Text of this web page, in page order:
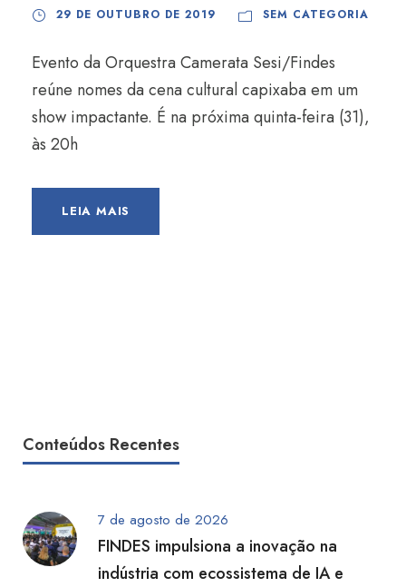
29 DE OUTUBRO DE 2019 SEM CATEGORIA
Evento da Orquestra Camerata Sesi/Findes
reúne nomes da cena cultural capixaba em um
show impactante. É na próxima quinta-feira (31),
às 20h
LEIA MAIS
Conteúdos Recentes
7 de agosto de 2026
FINDES impulsiona a inovação na
indústria com ecossistema de IA e